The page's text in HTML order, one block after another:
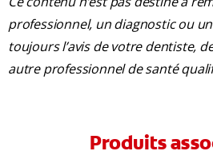
professionnel, un diagnostic ou
toujours l’avis de votre dentiste,
autre professionnel de santé
Produits